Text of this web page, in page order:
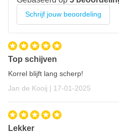
Schuurpapier is behandelt
een lange standtijd
Zeer brede reeks aan korrel
Bevat sterk klittenband voor
schuurmachine
Universeel inzetbaar voor elke
Kan gebruikt worden op alle
Als set van 50 vellen verpakt
Schrijf jouw beoordeling
Top schijven
Korrel blijft lang scherp!
Jan de Kooij | 17 januari 2025
17-01-2025
Lekker